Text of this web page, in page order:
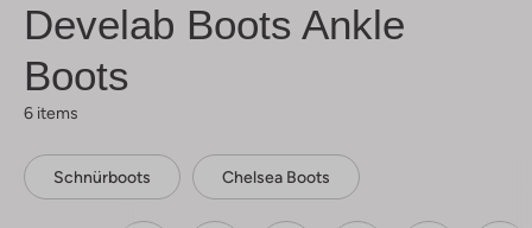
Develab Boots Ankle
Boots
6 items
Schnürboots Chelsea Boots